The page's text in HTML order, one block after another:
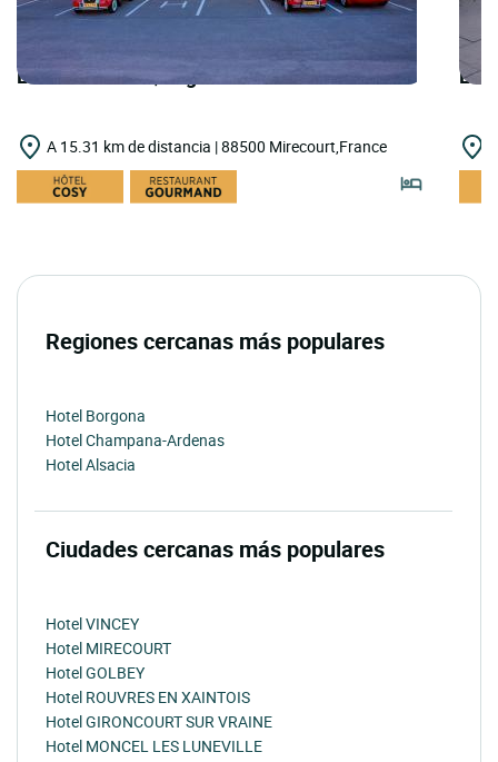
LOGIS HOTELS | Logis Hôtel le Luth
A 15.31 km de distancia | 88500 Mirecourt,France
Regiones cercanas más populares
Hotel Borgona
Hotel Champana-Ardenas
Hotel Alsacia
Ciudades cercanas más populares
Hotel VINCEY
Hotel MIRECOURT
Hotel GOLBEY
Hotel ROUVRES EN XAINTOIS
Hotel GIRONCOURT SUR VRAINE
Hotel MONCEL LES LUNEVILLE